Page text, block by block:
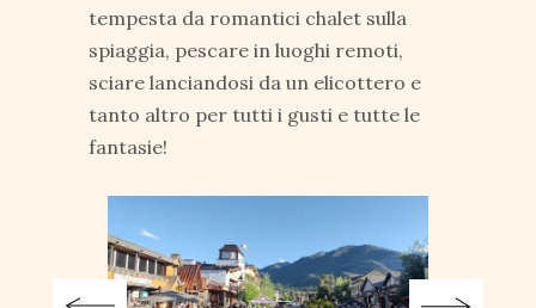
tempesta da romantici chalet sulla
spiaggia, pescare in luoghi remoti,
sciare lanciandosi da un elicottero e
tanto altro per tutti i gusti e tutte le
fantasie!